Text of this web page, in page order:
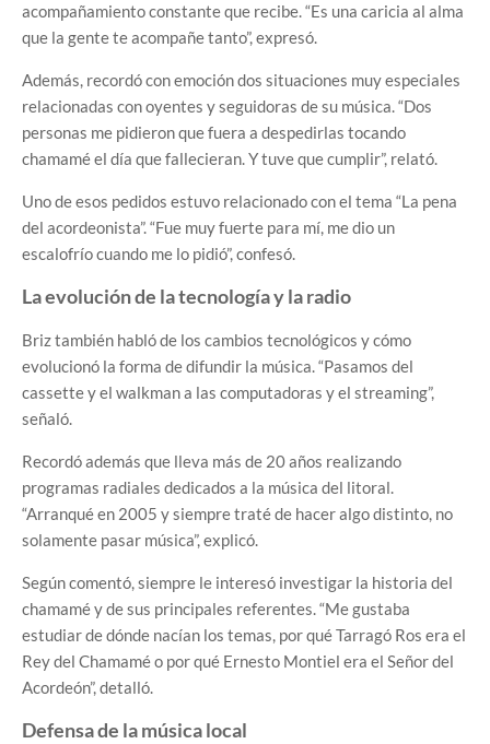
acompañamiento constante que recibe. “Es una caricia al alma
que la gente te acompañe tanto”, expresó.
Además, recordó con emoción dos situaciones muy especiales
relacionadas con oyentes y seguidoras de su música. “Dos
personas me pidieron que fuera a despedirlas tocando
chamamé el día que fallecieran. Y tuve que cumplir”, relató.
Uno de esos pedidos estuvo relacionado con el tema “La pena
del acordeonista”. “Fue muy fuerte para mí, me dio un
escalofrío cuando me lo pidió”, confesó.
La evolución de la tecnología y la radio
Briz también habló de los cambios tecnológicos y cómo
evolucionó la forma de difundir la música. “Pasamos del
cassette y el walkman a las computadoras y el streaming”,
señaló.
Recordó además que lleva más de 20 años realizando
programas radiales dedicados a la música del litoral.
“Arranqué en 2005 y siempre traté de hacer algo distinto, no
solamente pasar música”, explicó.
Según comentó, siempre le interesó investigar la historia del
chamamé y de sus principales referentes. “Me gustaba
estudiar de dónde nacían los temas, por qué Tarragó Ros era el
Rey del Chamamé o por qué Ernesto Montiel era el Señor del
Acordeón”, detalló.
Defensa de la música local